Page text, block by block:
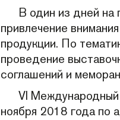
В один из дней на
привлечение
продукции. По
проведение
соглашений и
VI
ноября 2018 года по